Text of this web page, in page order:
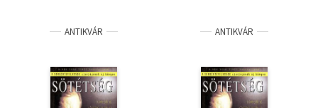
ANTIKVÁR ANTIKVÁR